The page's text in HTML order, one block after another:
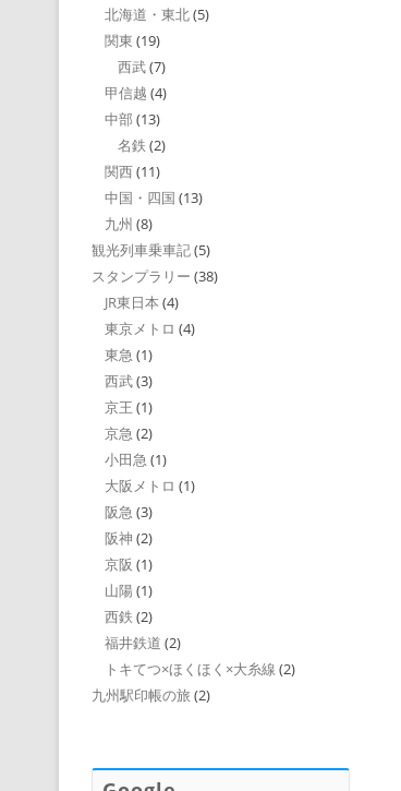
北海道・東北(5)
関東 (19)
西武(7)
甲信越 (4)
中部 (13)
名鉄 (2)
関西(11)
中国・四国 (13)
九州 (8)
観光列車乗車記(5)
スタンプラリー (38)
JR東日本 (4)
東京メトロ (4)
東急 (1)
西武(3)
京王 (1)
京急 (2)
小田急 (1)
大阪メトロ (1)
阪急 (3)
阪神 (2)
京阪 (1)
山陽 (1)
西鉄 (2)
福井鉄道 (2)
トキてつ×ほくほく×大糸線 (2)
九州駅印帳の旅 (2)